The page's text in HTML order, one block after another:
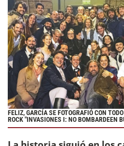
FELIZ, GARCÍA SE FOTOGRAFIÓ CON
ROCK "INVASIONES I: NO BOMBARDEEN